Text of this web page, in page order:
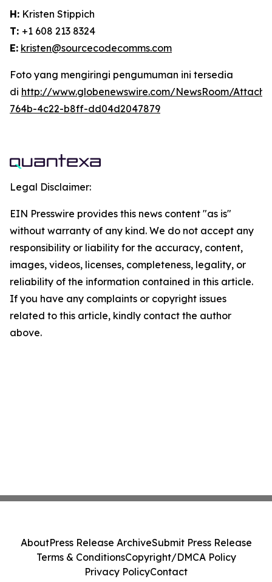
H: Kristen Stippich
T: +1 608 213 8324
E: kristen@sourcecodecomms.com
Foto yang mengiringi pengumuman ini tersedia
di http://www.globenewswire.com/NewsRoom/
764b-4c22-b8ff-dd04d2047879
Legal Disclaimer:
EIN Presswire provides this news content "as is"
without warranty of any kind. We do not accept any
responsibility or liability for the accuracy, content,
images, videos, licenses, completeness, legality, or
reliability of the information contained in this article.
If you have any complaints or copyright issues
related to this article, kindly contact the author
above.
AboutPress Release ArchiveSubmit Press Release
Terms & ConditionsCopyright/DMCA Policy
Privacy PolicyContact